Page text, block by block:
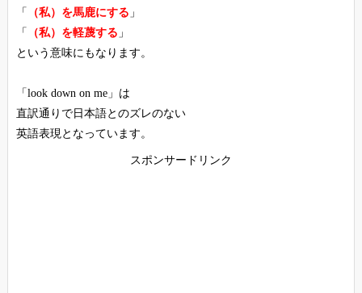
「
（私）を馬鹿にする 」
「
（私）を軽蔑する 」
という意味にもなります。
「look down on me」は
直訳通りで日本語とのズレのない
英語表現となっています。
スポンサードリンク